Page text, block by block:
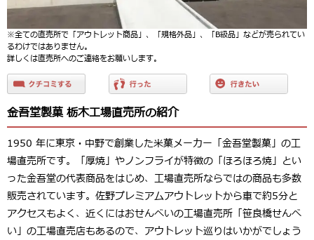
※全ての直売所で「アウトレット商品」、「規格外品」、「B級品」などが売られてい
るわけではありません。
詳しくは直売所へのご連絡をお願いします。
金吾堂製菓 栃木工場直売所の紹介
1950 年に東京・中野で創業した米菓メーカー「金吾堂製菓」の工
場直売所です。「厚焼」やノンフライが特徴の「ほろほろ焼」とい
った金吾堂の代表商品をはじめ、工場直売所ならではの商品も多数
販売されています。佐野プレミアムアウトレットから車で約5分と
アクセスもよく、近くにはおせんべいの工場直売所「笹良橋せんべ
い」の工場直売店もあるので、アウトレット巡りはいかがでしょう